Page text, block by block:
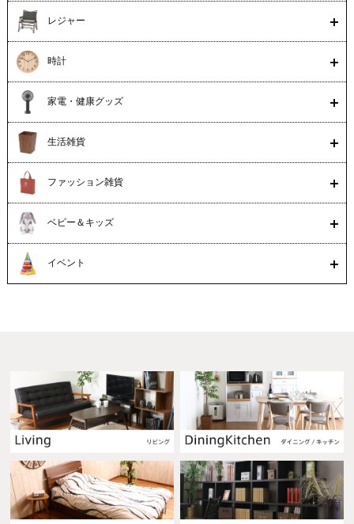
レジャー
時計
家電・健康グッズ
生活雑貨
ファッション雑貨
ベビー＆キッズ
イベント